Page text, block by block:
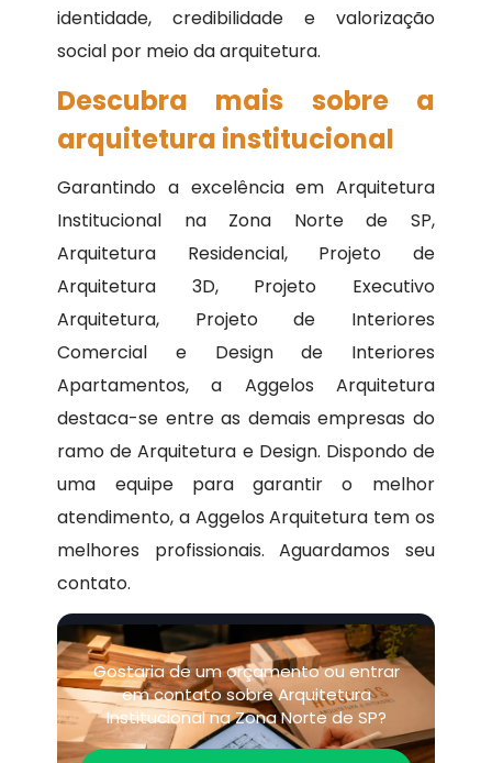
identidade, credibilidade e valorização
social por meio da arquitetura.
Descubra mais sobre a
arquitetura institucional
Garantindo a excelência em Arquitetura
Institucional na Zona Norte de SP,
Arquitetura Residencial, Projeto de
Arquitetura 3D, Projeto Executivo
Arquitetura, Projeto de Interiores
Comercial e Design de Interiores
Apartamentos, a Aggelos Arquitetura
destaca-se entre as demais empresas do
ramo de Arquitetura e Design. Dispondo de
uma equipe para garantir o melhor
atendimento, a Aggelos Arquitetura tem os
melhores profissionais. Aguardamos seu
contato.
Gostaria de um orçamento ou entrar
em contato sobre Arquitetura
Institucional na Zona Norte de SP?